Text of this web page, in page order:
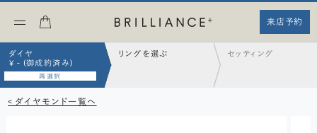
来店予約
ダイヤ
¥ - (御成約済み)
再選択
リングを選ぶ セッティング
< ダイヤモンド一覧へ